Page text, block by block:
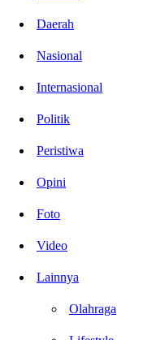
Daerah
Nasional
Internasional
Politik
Peristiwa
Opini
Foto
Video
Lainnya
Olahraga